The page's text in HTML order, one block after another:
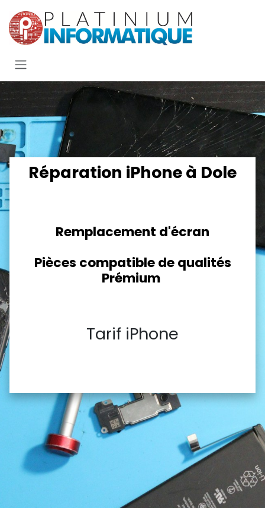
Réparation iPhone à Dole
Remplacement d'écran
Pièces compatible de qualités
Prémium
Tarif iPhone